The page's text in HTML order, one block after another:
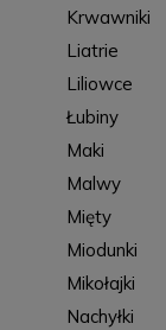
Krwawniki
Liatrie
Liliowce
Łubiny
Maki
Malwy
Mięty
Miodunki
Mikołajki
Nachyłki